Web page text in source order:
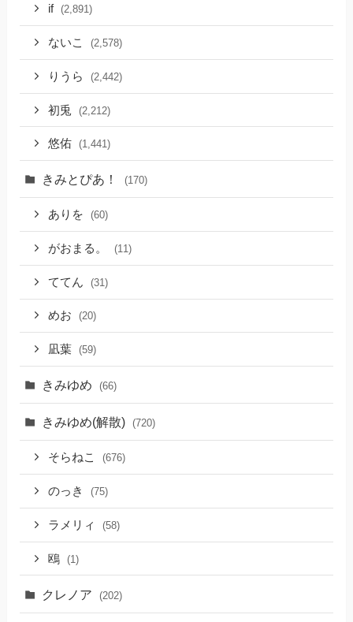
if (2,891)
ないこ (2,578)
りうら (2,442)
初兎 (2,212)
悠佑 (1,441)
きみとぴあ！ (170)
ありを (60)
がおまる。 (11)
ててん (31)
めお (20)
凪葉 (59)
きみゆめ (66)
きみゆめ(解散) (720)
そらねこ (676)
のっき (75)
ラメリィ (58)
鴎 (1)
クレノア (202)